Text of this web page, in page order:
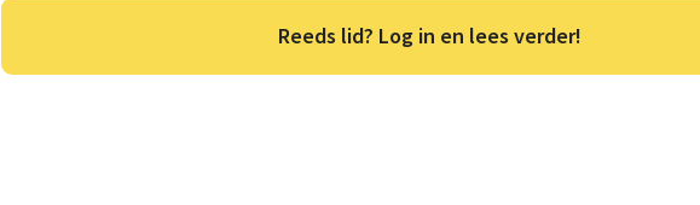
Reeds lid? Log in en lees verder!